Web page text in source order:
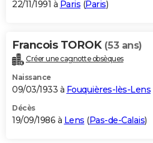
22/11/1991 à Paris (Paris)
Francois TOROK (53 ans)
Créer une cagnotte obsèques
Naissance
09/03/1933 à Fouquières-lès-Lens
Décès
19/09/1986 à Lens (Pas-de-Calais)